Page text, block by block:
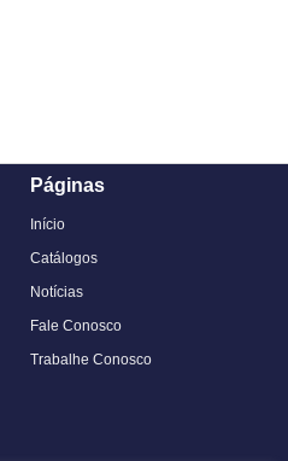
Páginas
Início
Catálogos
Notícias
Fale Conosco
Trabalhe Conosco